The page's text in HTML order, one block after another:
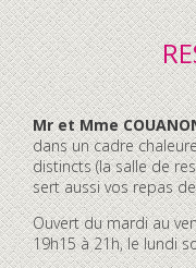
Contenu
accordéon
Mr et Mme
dans un cadre
distincts (la salle de
sert aussi vos repas
Ouvert du mardi au
19h15 à 21h, le lundi